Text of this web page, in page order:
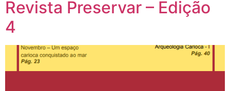
Revista Preservar – Edição
4